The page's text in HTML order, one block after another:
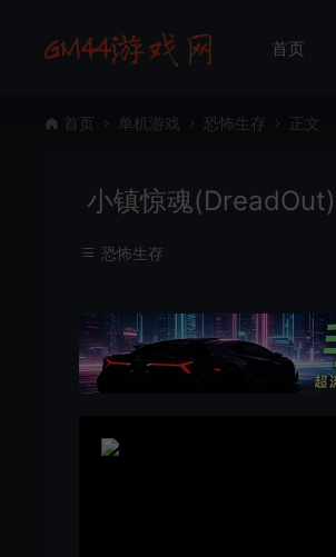
首页
首页 单机游戏 恐怖生存 正文
小镇惊魂
恐怖生存